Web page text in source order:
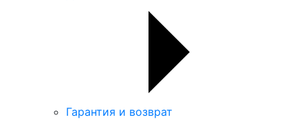
Гарантия и возврат